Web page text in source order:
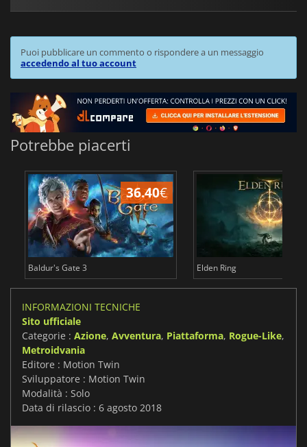
Puoi pubblicare un commento o rispondere a un messaggio
accedendo al tuo account
Potrebbe piacerti
36.40€
Baldur's Gate 3 Elden Ring
INFORMAZIONI TECNICHE
Sito ufficiale
Categorie : Azione, Avventura, Piattaforma, Rogue-Like,
Metroidvania
Editore : Motion Twin
Sviluppatore : Motion Twin
Modalità : Solo
Data di rilascio : 6 agosto 2018